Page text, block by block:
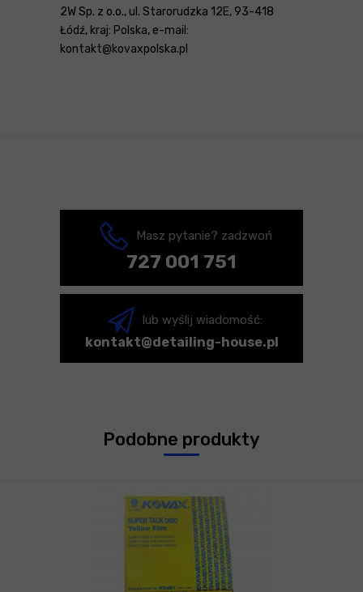
2W Sp. z o.o., ul. Starorudzka 12E, 93-418
Łódź, kraj: Polska, e-mail:
kontakt@kovaxpolska.pl
Masz pytanie? zadzwoń
727 001 751
lub wyślij wiadomość:
kontakt@detailing-house.pl
Podobne produkty